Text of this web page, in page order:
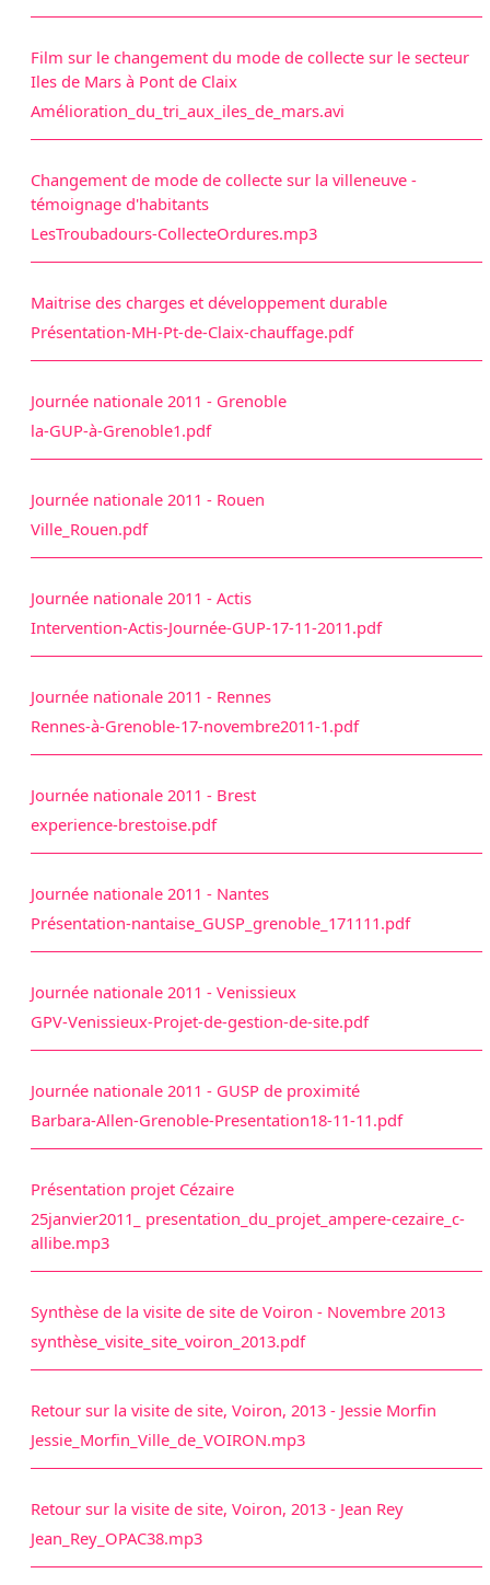
Film sur le changement du mode de collecte sur le secteur
Iles de Mars à Pont de Claix
Amélioration_du_tri_aux_iles_de_mars.avi
Changement de mode de collecte sur la villeneuve -
témoignage d'habitants
LesTroubadours-CollecteOrdures.mp3
Maitrise des charges et développement durable
Présentation-MH-Pt-de-Claix-chauffage.pdf
Journée nationale 2011 - Grenoble
la-GUP-à-Grenoble1.pdf
Journée nationale 2011 - Rouen
Ville_Rouen.pdf
Journée nationale 2011 - Actis
Intervention-Actis-Journée-GUP-17-11-2011.pdf
Journée nationale 2011 - Rennes
Rennes-à-Grenoble-17-novembre2011-1.pdf
Journée nationale 2011 - Brest
experience-brestoise.pdf
Journée nationale 2011 - Nantes
Présentation-nantaise_GUSP_grenoble_171111.pdf
Journée nationale 2011 - Venissieux
GPV-Venissieux-Projet-de-gestion-de-site.pdf
Journée nationale 2011 - GUSP de proximité
Barbara-Allen-Grenoble-Presentation18-11-11.pdf
Présentation projet Cézaire
25janvier2011_ presentation_du_projet_ampere-cezaire_c-
allibe.mp3
Synthèse de la visite de site de Voiron - Novembre 2013
synthèse_visite_site_voiron_2013.pdf
Retour sur la visite de site, Voiron, 2013 - Jessie Morfin
Jessie_Morfin_Ville_de_VOIRON.mp3
Retour sur la visite de site, Voiron, 2013 - Jean Rey
Jean_Rey_OPAC38.mp3